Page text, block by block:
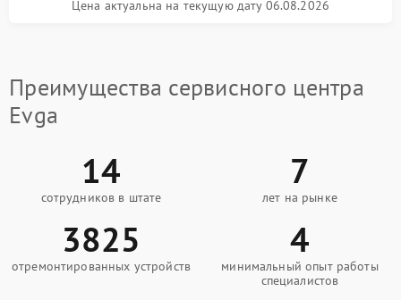
Цена актуальна на текущую дату 06.08.2026
Преимущества сервисного центра
Evga
14
сотрудников в штате
7
лет на рынке
3825
отремонтированных устройств
4
минимальный опыт работы
специалистов